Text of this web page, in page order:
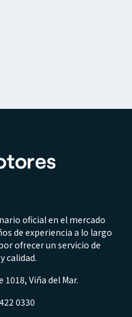
oficial en el mercado
de experiencia a lo largo
ofrecer un servicio de
calidad.
Viña del Mar.
0330